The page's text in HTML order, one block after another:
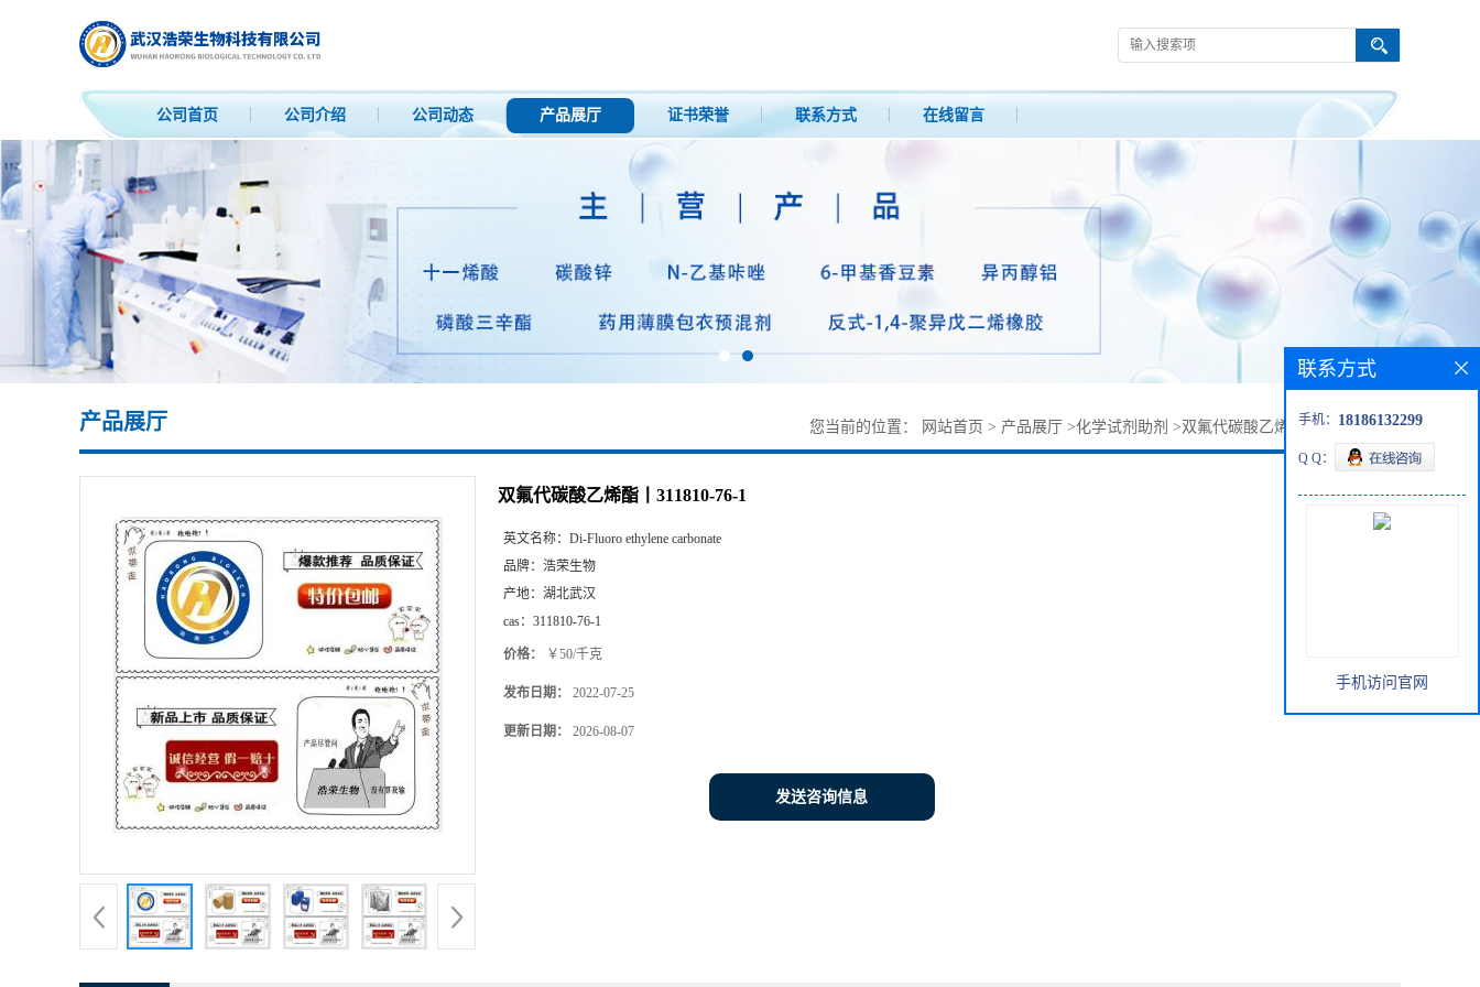
公司首页 公司介绍 公司动态 产品展厅 证书荣誉 联系方式 在线留言
产品展厅 您当前的位置： 网站首页 > 产品展厅 >化学试剂助剂 >双氟代碳酸乙烯酯丨311810-76-1
双氟代碳酸乙烯酯丨311810-76-1
英文名称： Di-Fluoro ethylene carbonate
品牌： 浩荣生物
产地： 湖北武汉
cas： 311810-76-1
价格： ￥50/千克
发布日期： 2022-07-25
更新日期： 2026-08-07
发送咨询信息
联系方式
手机： 18186132299
Q Q：
手机访问官网